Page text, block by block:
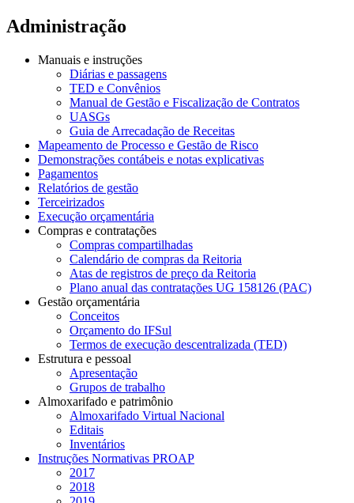
Administração
Manuais e instruções
Diárias e passagens
TED e Convênios
Manual de Gestão e Fiscalização de Contratos
UASGs
Guia de Arrecadação de Receitas
Mapeamento de Processo e Gestão de Risco
Demonstrações contábeis e notas explicativas
Pagamentos
Relatórios de gestão
Terceirizados
Execução orçamentária
Compras e contratações
Compras compartilhadas
Calendário de compras da Reitoria
Atas de registros de preço da Reitoria
Plano anual das contratações UG 158126 (PAC)
Gestão orçamentária
Conceitos
Orçamento do IFSul
Termos de execução descentralizada (TED)
Estrutura e pessoal
Apresentação
Grupos de trabalho
Almoxarifado e patrimônio
Almoxarifado Virtual Nacional
Editais
Inventários
Instruções Normativas PROAP
2017
2018